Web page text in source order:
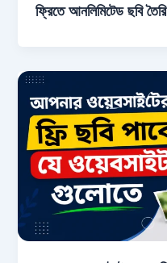
ফ্রিতে আনলিমিটেড ছবি